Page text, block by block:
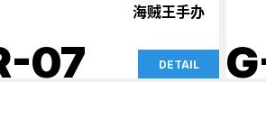
海贼王手办
07 DETAIL